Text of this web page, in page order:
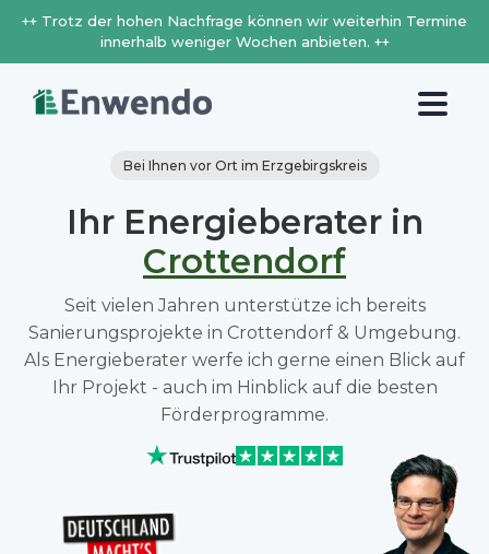
++ Trotz der hohen Nachfrage können wir weiterhin Termine
innerhalb weniger Wochen anbieten. ++
Bei Ihnen vor Ort im Erzgebirgskreis
Ihr Energieberater in
Crottendorf
Seit vielen Jahren unterstütze ich bereits
Sanierungsprojekte in Crottendorf & Umgebung.
Als Energieberater werfe ich gerne einen Blick auf
Ihr Projekt - auch im Hinblick auf die besten
Förderprogramme.